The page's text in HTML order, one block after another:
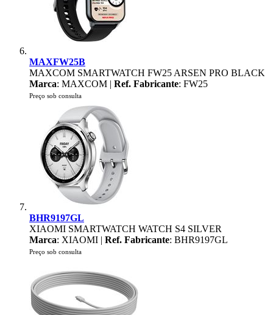
MAXFW25B
MAXCOM SMARTWATCH FW25 ARSEN PRO BLACK
Marca: MAXCOM | Ref. Fabricante: FW25
Preço sob consulta
BHR9197GL
XIAOMI SMARTWATCH WATCH S4 SILVER
Marca: XIAOMI | Ref. Fabricante: BHR9197GL
Preço sob consulta